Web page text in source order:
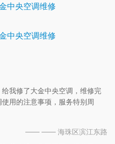
中央空调维修
中央空调维修
我修了大金中央空调，维修完
用的注意事项，服务特别周
—— —— 海珠区滨江东路